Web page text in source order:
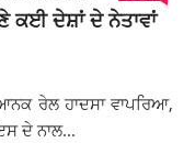
ਕਈ ਦੇਸ਼ਾਂ ਦੇ ਨੇਤਾਵਾਂ
ਰੇਲ ਹਾਦਸਾ ਵਾਪਰਿਆ,
ਦੇ ਨਾਲ...